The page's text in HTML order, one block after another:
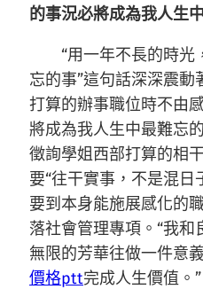
的事況必將成為我人生
“用一年不長的時光
忘的事”這句話深深震動
打算的辦事職位時不由
將成為我人生中最難忘
徵詢學姐西部打算的相
要“往干實事，不是混日
要到本身能施展感化的
落社會管理專項。“我和
無限的芳華往做一件意
價格ptt完成人生價值。”